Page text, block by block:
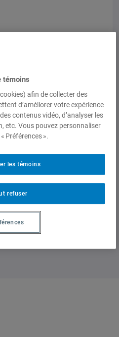
des
« La mondialisation
lieu le 11 avril
témoins
afin de collecter des
d’améliorer votre expérience
contenus vidéo, d’analyser les
etc. Vous pouvez personnaliser
Préférences ».
refuser
les témoins